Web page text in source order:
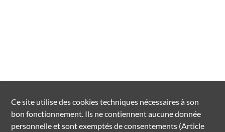
Ce site utilise descookiestechniques nécessaires à son
bon fonctionnement. Ils ne contiennent aucune donnée
personnelle et sont exemptés de consentements (Article